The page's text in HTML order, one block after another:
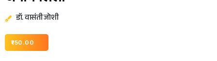
डॉ. वासंती जोशी
150.00